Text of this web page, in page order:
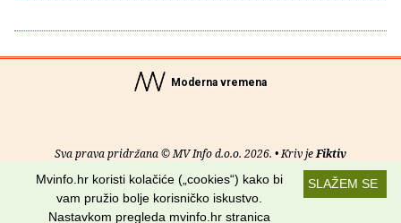
Moderna vremena
Sva prava pridržana © MV Info d.o.o. 2026. • Kriv jeFiktiv
O nama• Pomoć• Uvjeti korištenja•RSS kanaliSLAŽEM SE
Mvinfo.hr koristi kolačiće („cookies“) kako bi
vam pružio bolje korisničko iskustvo.
Nastavkom pregleda mvinfo.hr stranica